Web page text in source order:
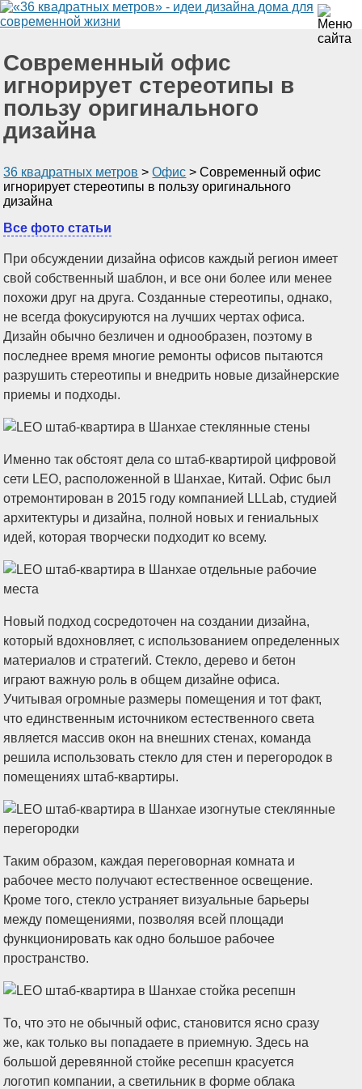
Современный офис
игнорирует стереотипы в
пользу оригинального
дизайна
36 квадратных метров >Офис >Современный офис
игнорирует стереотипы в пользу оригинального
дизайна
Все фото статьи
При обсуждении дизайна офисов каждый регион имеет
свой собственный шаблон, и все они более или менее
похожи друг на друга. Созданные стереотипы, однако,
не всегда фокусируются на лучших чертах офиса.
Дизайн обычно безличен и однообразен, поэтому в
последнее время многие ремонты офисов пытаются
разрушить стереотипы и внедрить новые дизайнерские
приемы и подходы.
Именно так обстоят дела со штаб-квартирой цифровой
сети LEO, расположенной в Шанхае, Китай. Офис был
отремонтирован в 2015 году компанией LLLab, студией
архитектуры и дизайна, полной новых и гениальных
идей, которая творчески подходит ко всему.
Новый подход сосредоточен на создании дизайна,
который вдохновляет, с использованием определенных
материалов и стратегий. Стекло, дерево и бетон
играют важную роль в общем дизайне офиса.
Учитывая огромные размеры помещения и тот факт,
что единственным источником естественного света
является массив окон на внешних стенах, команда
решила использовать стекло для стен и перегородок в
помещениях штаб-квартиры.
Таким образом, каждая переговорная комната и
рабочее место получают естественное освещение.
Кроме того, стекло устраняет визуальные барьеры
между помещениями, позволяя всей площади
функционировать как одно большое рабочее
пространство.
То, что это не обычный офис, становится ясно сразу
же, как только вы попадаете в приемную. Здесь на
большой деревянной стойке ресепшн красуется
логотип компании, а светильник в форме облака